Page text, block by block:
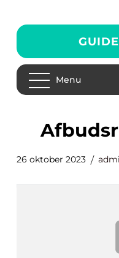
Menu
26 oktober 2023